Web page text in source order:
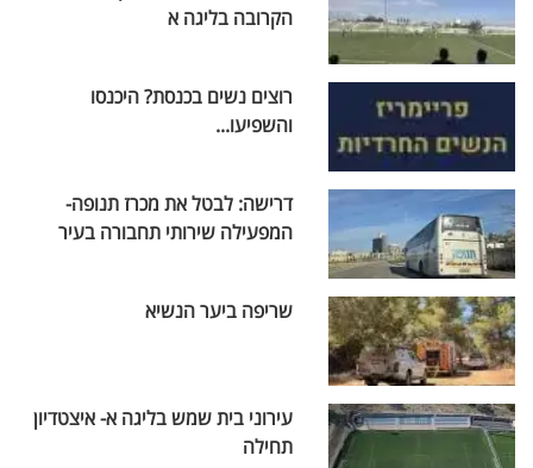
הקרובה בליגה א
רוצים נשים בכנסת? היכנסו
והשפיעו...
דרישה: לבטל את מכרז תנופה-
המפעילה שירותי תחבורה בעיר
שריפה ביער הנשיא
עירוני בית שמש בליגה א- איצטדיון
תחילה